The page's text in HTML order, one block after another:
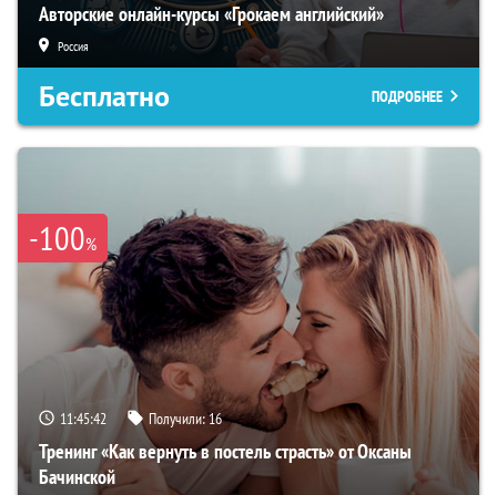
Авторские онлайн-курсы «Грокаем английский»
Россия
Бесплатно ПОДРОБНЕЕ
-100%
11:45:41 Получили:16
Тренинг «Как вернуть в постель страсть» от Оксаны
Бачинской